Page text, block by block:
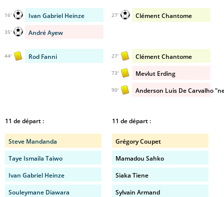
Ivan Gabriel Heinze
16'
André Ayew
35'
Clément Chantome
27'
Rod Fanni
44' Clément Chantome
27'
Mevlut Erding
73'
Anderson Luis De Carvalho
90'
11 de départ :
Steve Mandanda
Taye Ismaila Taiwo
Ivan Gabriel Heinze
Souleymane Diawara
11 de départ :
Grégory Coupet
Mamadou Sahko
Siaka Tiene
Sylvain Armand